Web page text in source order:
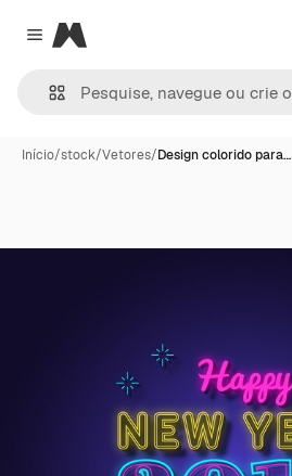
Close menu
Magnific
Início/stock/Vetores/Design colorido para…